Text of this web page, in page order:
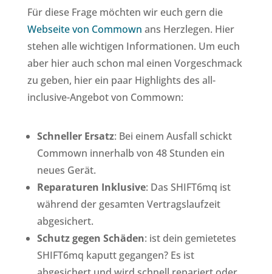
Für diese Frage möchten wir euch gern die
Webseite von Commown ans Herzlegen. Hier
stehen alle wichtigen Informationen. Um euch
aber hier auch schon mal einen Vorgeschmack
zu geben, hier ein paar Highlights des all-
inclusive-Angebot von Commown:
Schneller Ersatz: Bei einem Ausfall schickt
Commown innerhalb von 48 Stunden ein
neues Gerät.
Reparaturen Inklusive: Das SHIFT6mq ist
während der gesamten Vertragslaufzeit
abgesichert.
Schutz gegen Schäden: ist dein gemietetes
SHIFT6mq kaputt gegangen? Es ist